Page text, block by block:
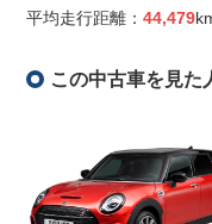
平均走行距離： 44,479
この中古車を見た